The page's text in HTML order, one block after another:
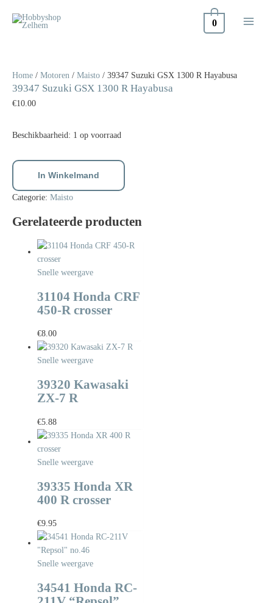
naar
0
Home / Motoren / Maisto / 39347 Suzuki GSX 1300 R Hayabusa
39347 Suzuki GSX 1300 R Hayabusa
€10.00
Beschikbaarheid: 1 op voorraad
GSX
1300
R
In Winkelmand
Categorie: Maisto
Gerelateerde producten
Snelle weergave
31104 Honda CRF
450-R crosser
€8.00
Snelle weergave
39320 Kawasaki
ZX-7 R
€5.88
Snelle weergave
39335 Honda XR
400 R crosser
€9.95
Snelle weergave
34541 Honda RC-